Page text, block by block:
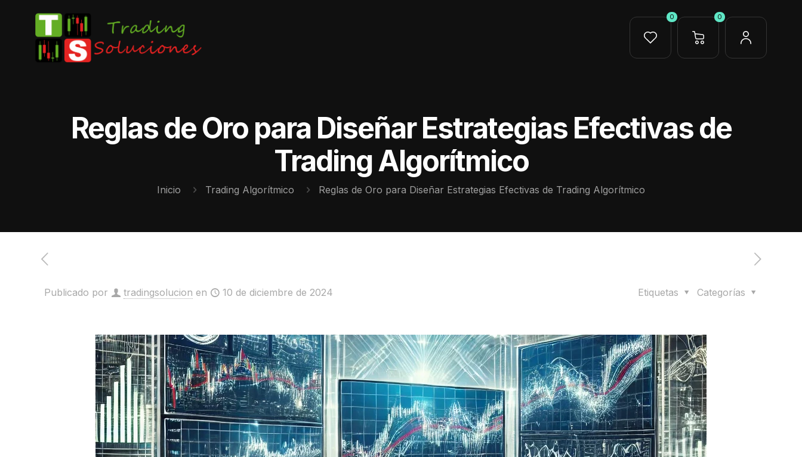
0 0
Reglas de Oro para Diseñar Estrategias Efectivas de
Trading Algorítmico
Inicio Trading Algorítmico Reglas de Oro para Diseñar Estrategias Efectivas de Trading Algorítmico
Publicado por tradingsolucion en 10 de diciembre de 2024 Categorías
Etiquetas